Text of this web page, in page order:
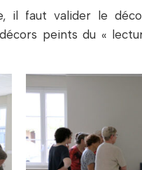
il faut valider le
peints du «